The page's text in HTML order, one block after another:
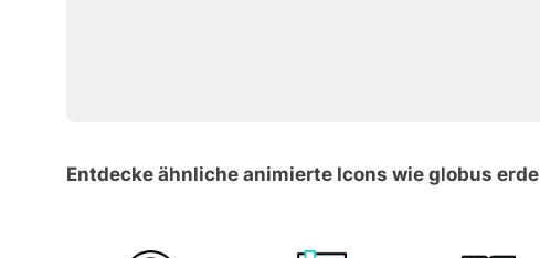
Entdecke ähnliche animierte Icons wie globus erde